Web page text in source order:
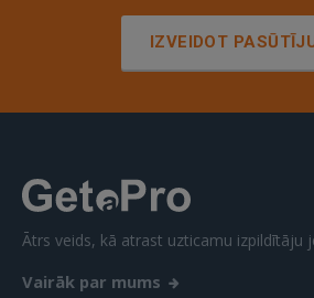
IZVEIDOT
Ātrs veids, kā atrast uzticamu izpildītāju
Vairāk par mums